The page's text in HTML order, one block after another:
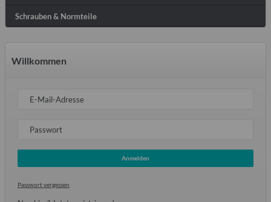
Schrauben & Normteile
Willkommen
E-Mail-Adresse
Passwort
Anmelden
Passwort vergessen